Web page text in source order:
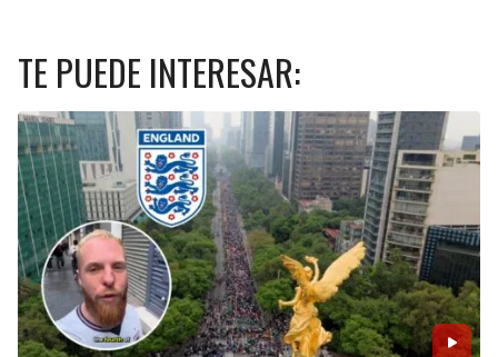
TE PUEDE INTERESAR: